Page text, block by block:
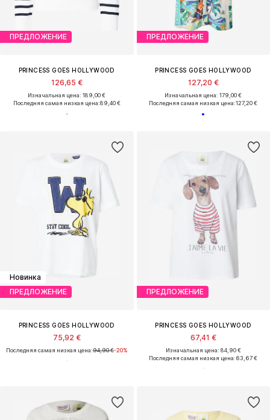
ПРЕДЛОЖЕНИЕ
PRINCESS GOES HOLLYWOOD
126,65 €
Изначальная цена: 189,00 €
Последняя самая низкая цена:89,40 €
ПРЕДЛОЖЕНИЕ
PRINCESS GOES HOLLYWOOD
127,20 €
Изначальная цена: 179,00 €
Последняя самая низкая цена:127,20 €
Новинка
ПРЕДЛОЖЕНИЕ
PRINCESS GOES HOLLYWOOD
75,92 €
Последняя самая низкая цена:94,90 €-20%
ПРЕДЛОЖЕНИЕ
PRINCESS GOES HOLLYWOOD
67,41 €
Изначальная цена: 84,90 €
Последняя самая низкая цена:63,67 €